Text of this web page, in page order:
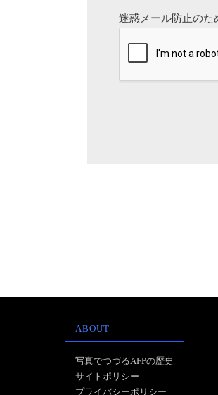
迷惑メール防止のた
ABOUT
写真でつづるAFPの歴史
サイトポリシー
プライバシーポリシー